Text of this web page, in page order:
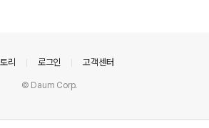
리 로그인 고객센터
© Daum Corp.